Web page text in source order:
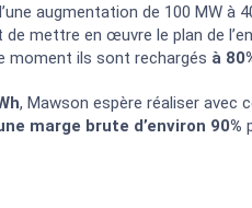
augmentation de 100 MW à
mettre en œuvre le plan de
moment ils sont rechargés à
, Mawson espère réaliser avec
marge brute d’environ 90%